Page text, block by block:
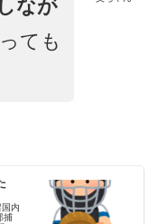
なが
ても
内
捕